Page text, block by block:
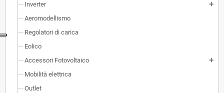
Inverter add
Aeromodellismo
Regolatori di carica
Eolico
Accessori Fotovoltaico
add
Mobilità elettrica
Outlet